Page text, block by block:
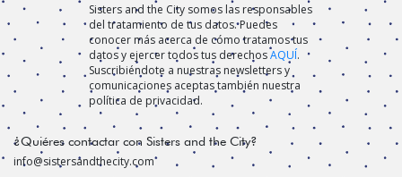
Sisters and the City somos las responsables
del tratamiento de tus datos. Puedes
conocer más acerca de cómo tratamos tus
datos y ejercer todos tus derechosAQUÍ.
Suscribiéndote a nuestras newsletters y
comunicaciones aceptas también nuestra
política de privacidad.
¿Quiéres contactar con Sisters and the City?
info@sistersandthecity.com